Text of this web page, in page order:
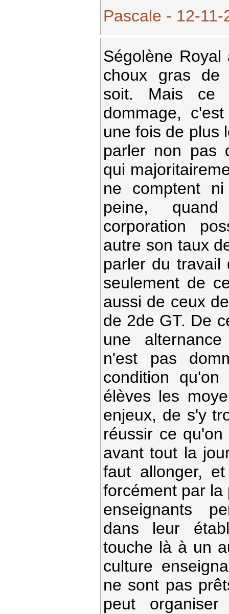
Pascale - 12-
Ségolène
choux gras de
soit. Mais ce
dommage,
une fois de plus
parler non pas
qui
ne comptent
peine,
corporation
autre son taux
parler du travail
seulement de
aussi de ceux
de 2de GT. De
une
n'est pas
condition
élèves les
enjeux, de s'y
réussir ce
avant tout la
faut allonger,
forcément par
enseignants
dans leur
touche là à un
culture
ne sont pas
peut organiser